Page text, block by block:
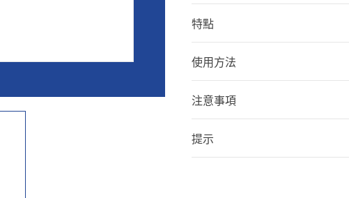
面
連
結。
特點
使用方法
注意事項
提示